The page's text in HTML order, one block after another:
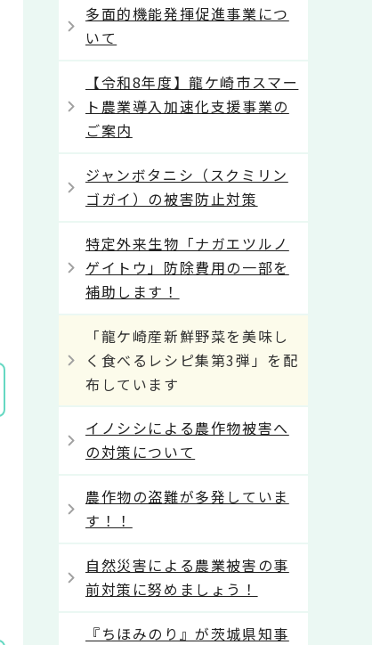
多面的機能発揮促進事業につ
いて
【令和8年度】龍ケ崎市スマー
ト農業導入加速化支援事業の
ご案内
ジャンボタニシ（スクミリン
ゴガイ）の被害防止対策
特定外来生物「ナガエツルノ
ゲイトウ」防除費用の一部を
補助します！
「龍ケ崎産新鮮野菜を美味し
く食べるレシピ集第3弾」を配
布しています
イノシシによる農作物被害へ
の対策について
農作物の盗難が多発していま
す！！
自然災害による農業被害の事
前対策に努めましょう！
『ちほみのり』が茨城県知事